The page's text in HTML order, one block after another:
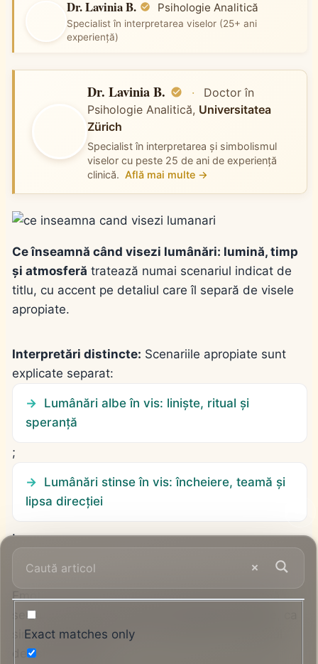
Dr. Lavinia B. Psihologie Analitică
Specialist în interpretarea viselor (25+ ani
experiență)
Dr. Lavinia B. ·
Doctor în
Psihologie Analitică, Universitatea
Zürich
Specialist în interpretarea și simbolismul
viselor cu peste 25 de ani de experiență
clinică. Află mai multe →
Ce înseamnă când visezi lumânări: lumină, timp
și atmosferă tratează numai scenariul indicat de
titlu, cu accent pe detaliul care îl separă de visele
apropiate.
Interpretări distincte: Scenariile apropiate sunt
explicate separat:
Lumânări albe în vis: liniște, ritual și
speranță
;
Lumânări stinse în vis: încheiere, teamă și
lipsa direcției
.
Emoția, acțiunea și contextul personal schimbă
sensul. Situațiile înrudite au explicații separate, ca
simbolul general să nu fie confundat cu detaliul
decisiv al visului.
Exact matches only